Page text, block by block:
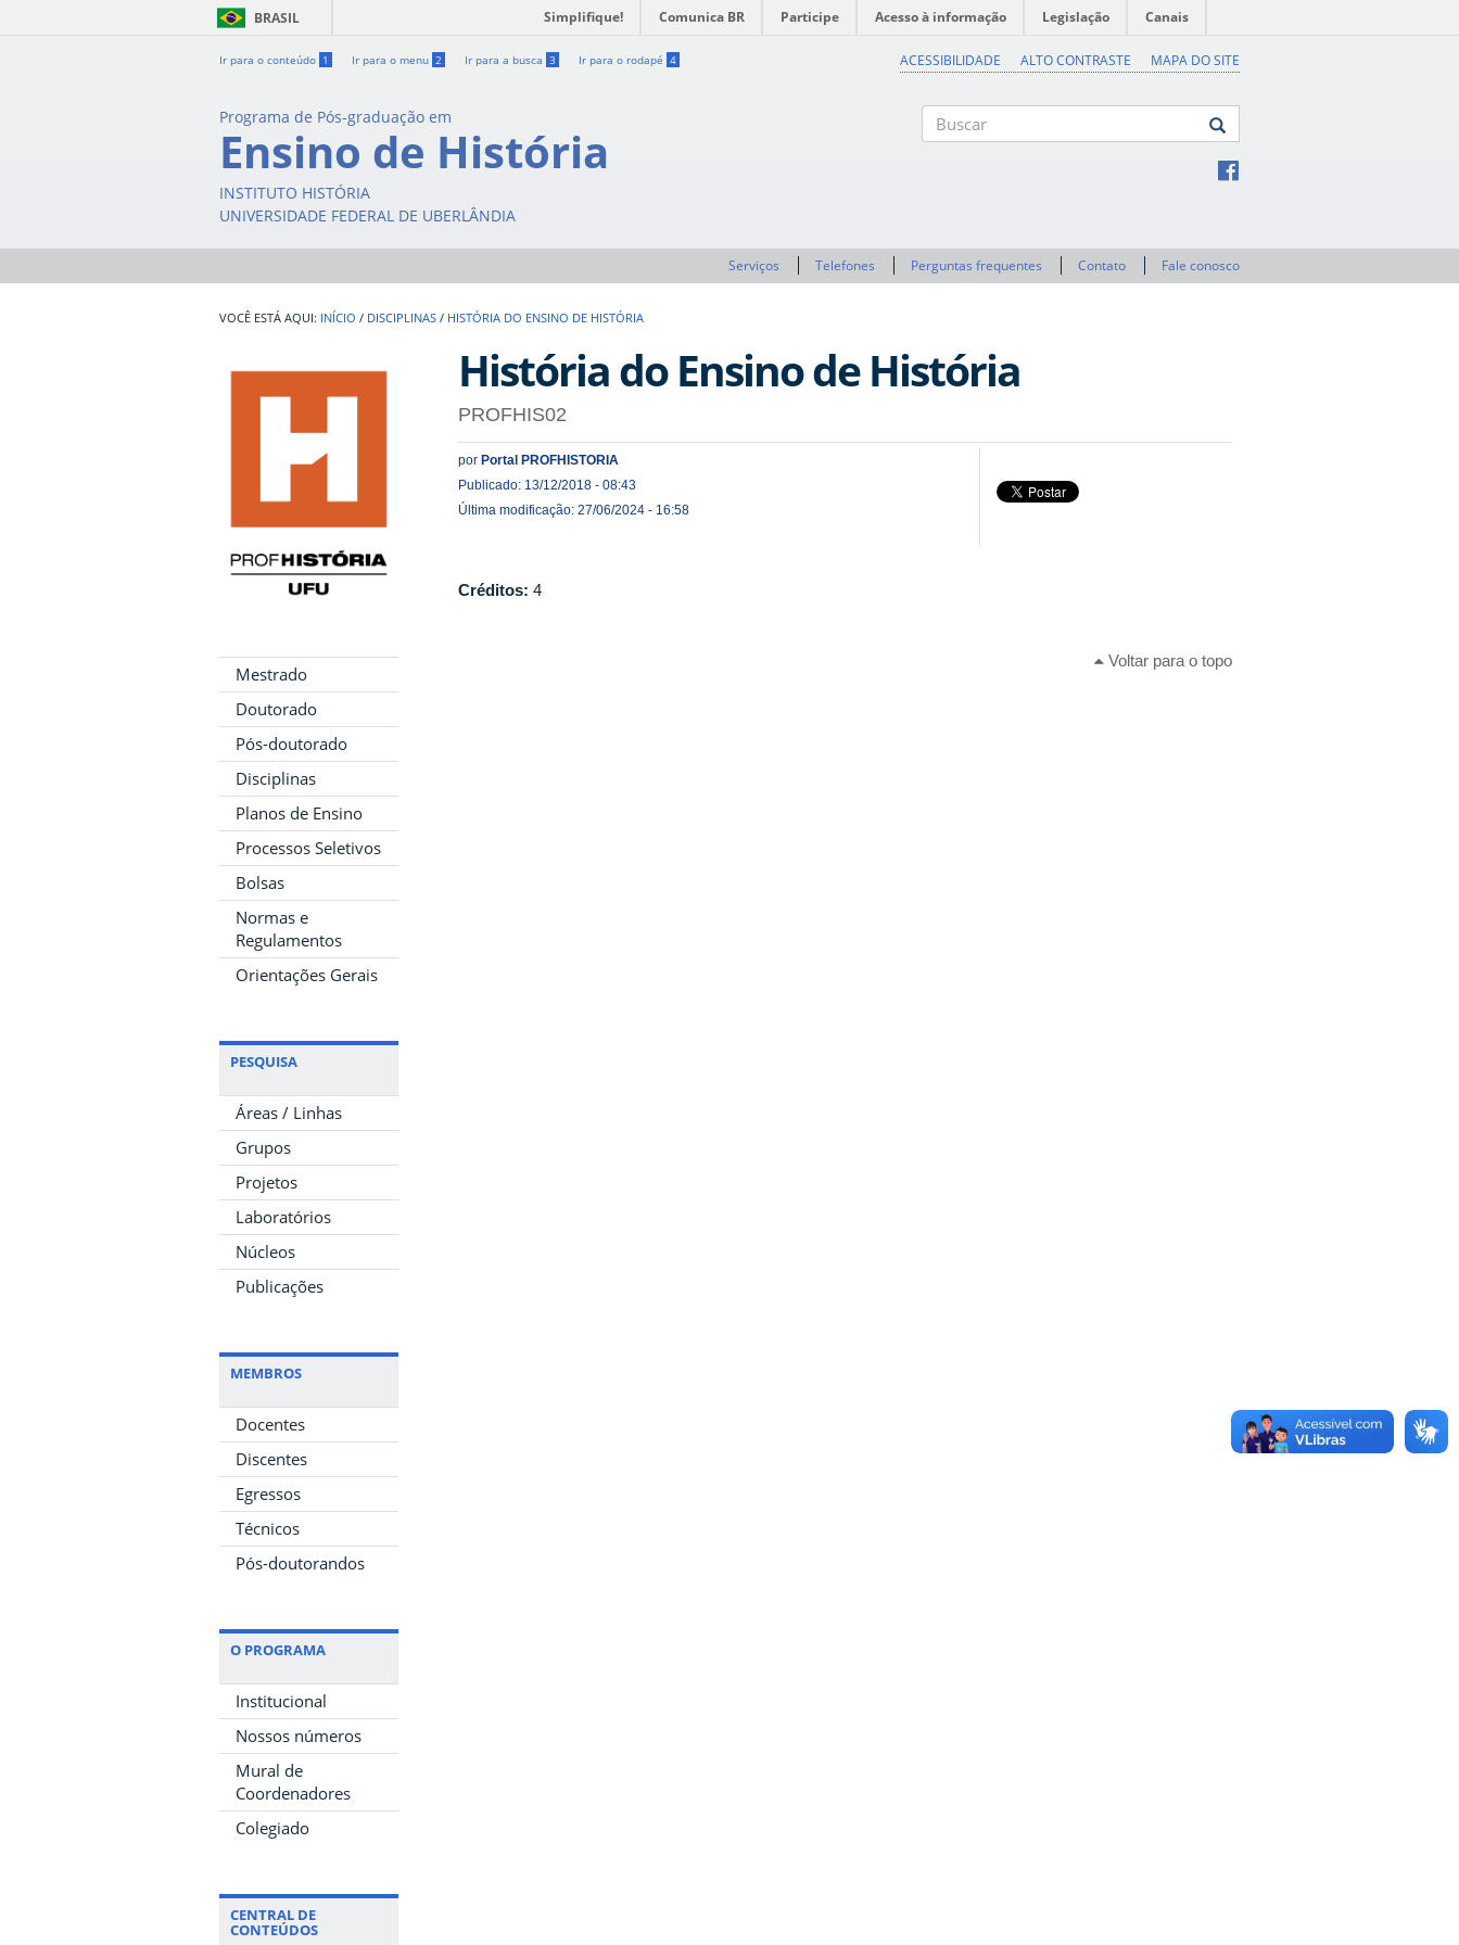
BRASIL Simplifique! Comunica BR Participe Acesso à informação Legislação Canais
Ir para o conteúdo 1 Ir para o menu 2 Ir para a busca 3 Ir para o rodapé 4 ACESSIBILIDADE ALTO CONTRASTE MAPA DO SITE
Programa de Pós-graduação em
Ensino de História
INSTITUTO HISTÓRIA
UNIVERSIDADE FEDERAL DE UBERLÂNDIA
Serviços Telefones Perguntas frequentes Contato Fale conosco
INÍCIO / DISCIPLINAS / HISTÓRIA DO ENSINO DE HISTÓRIA
Mestrado
Doutorado
Pós-doutorado
Disciplinas
Planos de Ensino
Processos Seletivos
Bolsas
Normas e
Regulamentos
Orientações Gerais
PESQUISA
Áreas / Linhas
Grupos
Projetos
Laboratórios
Núcleos
Publicações
MEMBROS
Docentes
Discentes
Egressos
Técnicos
Pós-doutorandos
O PROGRAMA
Institucional
Nossos números
Mural de
Coordenadores
Colegiado
CENTRAL DE
CONTEÚDOS
História do Ensino de História
PROFHIS02
por Portal PROFHISTORIA
Publicado: 13/12/2018 - 08:43
Última modificação: 27/06/2024 - 16:58
Créditos: 4
Voltar para o topo